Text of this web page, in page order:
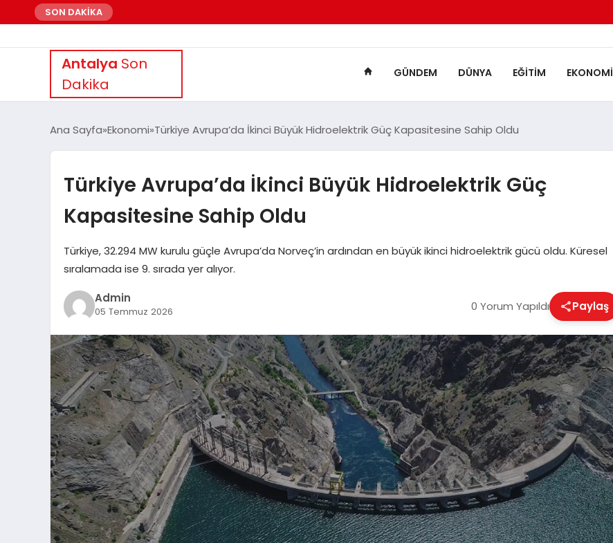
SON DAKİKA
Antalya Son
Dakika
GÜNDEM DÜNYA EĞITIM EKONOMI
Ana Sayfa Ekonomi Türkiye Avrupa’da İkinci Büyük Hidroelektrik Güç Kapasitesine Sahip Oldu
Türkiye Avrupa’da İkinci Büyük Hidroelektrik Güç
Kapasitesine Sahip Oldu
Türkiye, 32.294 MW kurulu güçle Avrupa’da Norveç’in ardından en büyük ikinci hidroelektrik gücü oldu. Küresel
sıralamada ise 9. sırada yer alıyor.
Admin
05 Temmuz 2026 0 Yorum Yapıldı Paylaş